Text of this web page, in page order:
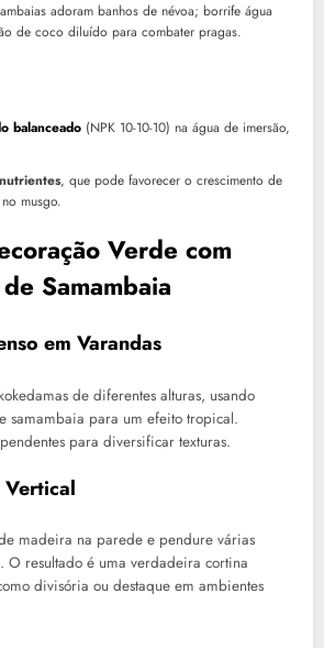
adoram banhos de névoa; borrife água
de coco diluído para combater pragas.
balanceado (NPK 10-10-10) na água de imersão,
, que pode favorecer o crescimento de
musgo.
Verde com
Samambaia
em Varandas
de diferentes alturas, usando
samambaia para um efeito tropical.
para diversificar texturas.
madeira na parede e pendure várias
O resultado é uma verdadeira cortina
divisória ou destaque em ambientes